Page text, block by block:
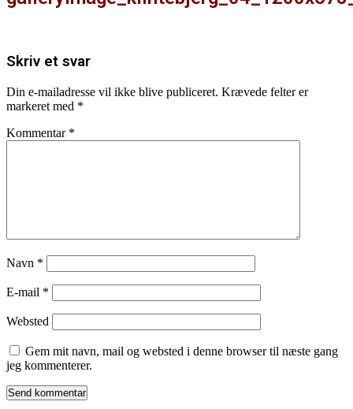
Skriv et svar
Din e-mailadresse vil ikke blive publiceret. Krævede felter er
markeret med *
Kommentar *
Navn *
E-mail *
Websted
Gem mit navn, mail og websted i denne browser til næste gang
jeg kommenterer.